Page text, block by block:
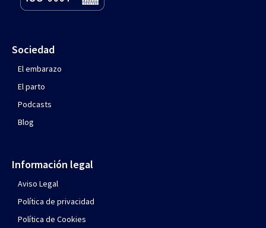
Sociedad
El embarazo
El parto
Podcasts
Blog
Información legal
Aviso Legal
Política de privacidad
Política de Cookies